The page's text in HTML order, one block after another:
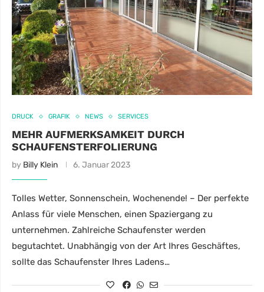
DRUCK GRAFIK NEWS SERVICES
MEHR AUFMERKSAMKEIT DURCH
SCHAUFENSTERFOLIERUNG
by Billy Klein 6. Januar 2023
Tolles Wetter, Sonnenschein, Wochenende! – Der perfekte
Anlass für viele Menschen, einen Spaziergang zu
unternehmen. Zahlreiche Schaufenster werden
begutachtet. Unabhängig von der Art Ihres Geschäftes,
sollte das Schaufenster Ihres Ladens…